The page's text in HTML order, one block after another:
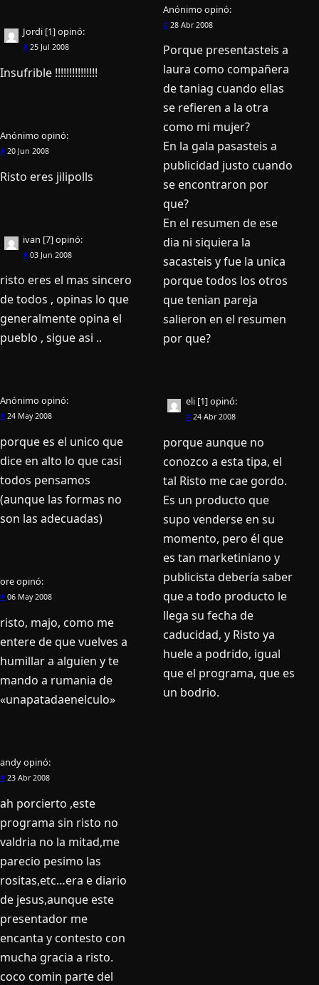
Jordi [1]opinó:
# 25 Jul 2008
Insufrible !!!!!!!!!!!!!!!
Anónimo opinó:
# 20 Jun 2008
Risto eres jilipolls
ivan [7]opinó:
# 03 Jun 2008
risto eres el mas sincero
de todos , opinas lo que
generalmente opina el
pueblo , sigue asi ..
Anónimo opinó:
# 24 May 2008
porque es el unico que
dice en alto lo que casi
todos pensamos
(aunque las formas no
son las adecuadas)
oreopinó:
# 06 May 2008
risto, majo, como me
entere de que vuelves a
humillar a alguien y te
mando a rumania de
«unapatadaenelculo»
andyopinó:
# 23 Abr 2008
ah porcierto ,este
programa sin risto no
valdria no la mitad,me
parecio pesimo las
rositas,etc…era e diario
de jesus,aunque este
presentador me
encanta y contesto con
mucha gracia a risto.
coco comin parte del
Anónimo opinó:
#28 Abr 2008
Porque presentasteis a
laura como compañera
de taniag cuando ellas
se refieren a la otra
como mi mujer?
En la gala pasasteis a
publicidad justo cuando
se encontraron por
que?
En el resumen de ese
dia ni siquiera la
sacasteis y fue la unica
porque todos los otros
que tenian pareja
salieron en el resumen
por que?
eli [1]opinó:
#24 Abr 2008
porque aunque no
conozco a esta tipa, el
tal Risto me cae gordo.
Es un producto que
supo venderse en su
momento, pero él que
es tan marketiniano y
publicista deberí­a saber
que a todo producto le
llega su fecha de
caducidad, y Risto ya
huele a podrido, igual
que el programa, que es
un bodrio.